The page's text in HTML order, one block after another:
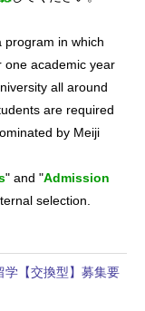
program in which
one academic year
all around
are required
by Meiji
" and "Admission
selection.
学【交換型】募集要